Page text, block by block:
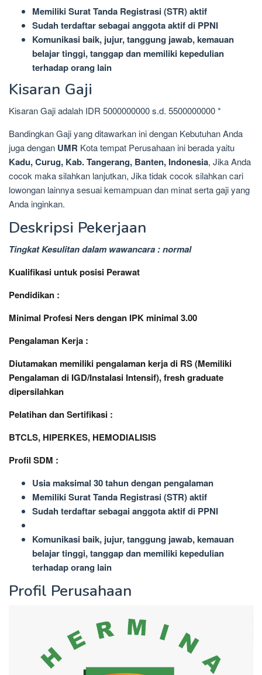
Memiliki Surat Tanda Registrasi (STR) aktif
Sudah terdaftar sebagai anggota aktif di PPNI
Komunikasi baik, jujur, tanggung jawab, kemauan
belajar tinggi, tanggap dan memiliki kepedulian
terhadap orang lain
Kisaran Gaji
Kisaran Gaji adalah IDR 5000000000 s.d. 5500000000 *
Bandingkan Gaji yang ditawarkan ini dengan Kebutuhan Anda
juga dengan UMR Kota tempat Perusahaan ini berada yaitu
Kadu, Curug, Kab. Tangerang, Banten, Indonesia, Jika Anda
cocok maka silahkan lanjutkan, Jika tidak cocok silahkan cari
lowongan lainnya sesuai kemampuan dan minat serta gaji yang
Anda inginkan.
Deskripsi Pekerjaan
Tingkat Kesulitan dalam wawancara : normal
Kualifikasi untuk posisi Perawat
Pendidikan :
Minimal Profesi Ners dengan IPK minimal 3.00
Pengalaman Kerja :
Diutamakan memiliki pengalaman kerja di RS (Memiliki
Pengalaman di IGD/Instalasi Intensif), fresh graduate
dipersilahkan
Pelatihan dan Sertifikasi :
BTCLS, HIPERKES, HEMODIALISIS
Profil SDM :
Usia maksimal 30 tahun dengan pengalaman
Memiliki Surat Tanda Registrasi (STR) aktif
Sudah terdaftar sebagai anggota aktif di PPNI
Komunikasi baik, jujur, tanggung jawab, kemauan
belajar tinggi, tanggap dan memiliki kepedulian
terhadap orang lain
Profil Perusahaan